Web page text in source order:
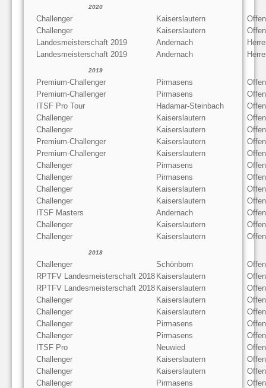
2020
Challenger Kaiserslautern
Challenger
Kaiserslautern
Landesmeisterschaft 2019
Andernach
Landesmeisterschaft 2019
Andernach
2019
Premium-Challenger Pirmasens
Premium-Challenger
Pirmasens
ITSF Pro Tour
Hadamar-Steinbach
Challenger
Kaiserslautern
Challenger
Kaiserslautern
Premium-Challenger
Kaiserslautern
Premium-Challenger
Kaiserslautern
Challenger
Pirmasens
Challenger
Pirmasens
Challenger
Kaiserslautern
Challenger
Kaiserslautern
ITSF Masters
Andernach
Challenger
Kaiserslautern
Challenger
Kaiserslautern
2018
Challenger Schönborn
RPTFV Landesmeisterschaft 2018 Kaiserslautern
RPTFV Landesmeisterschaft 2018 Kaiserslautern
Challenger
Kaiserslautern
Challenger
Kaiserslautern
Challenger
Pirmasens
Challenger
Pirmasens
ITSF Pro
Neuwied
Challenger
Kaiserslautern
Challenger
Kaiserslautern
Challenger
Pirmasens